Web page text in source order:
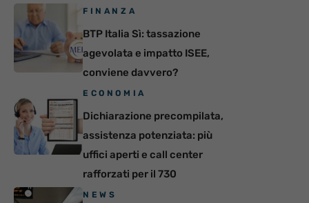
FINANZA
BTP Italia Sì: tassazione
agevolata e impatto ISEE,
conviene davvero?
ECONOMIA
Dichiarazione precompilata,
assistenza potenziata: più
uffici aperti e call center
rafforzati per il 730
NEWS